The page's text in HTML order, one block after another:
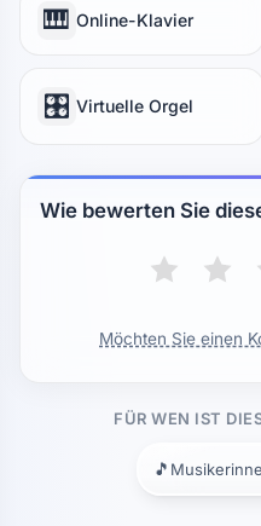
🎹 Online-Klavier
🎛️ Virtuelle Orgel
Wie bewerten Sie
Möchten Sie einen
FÜR WEN IST
🎵